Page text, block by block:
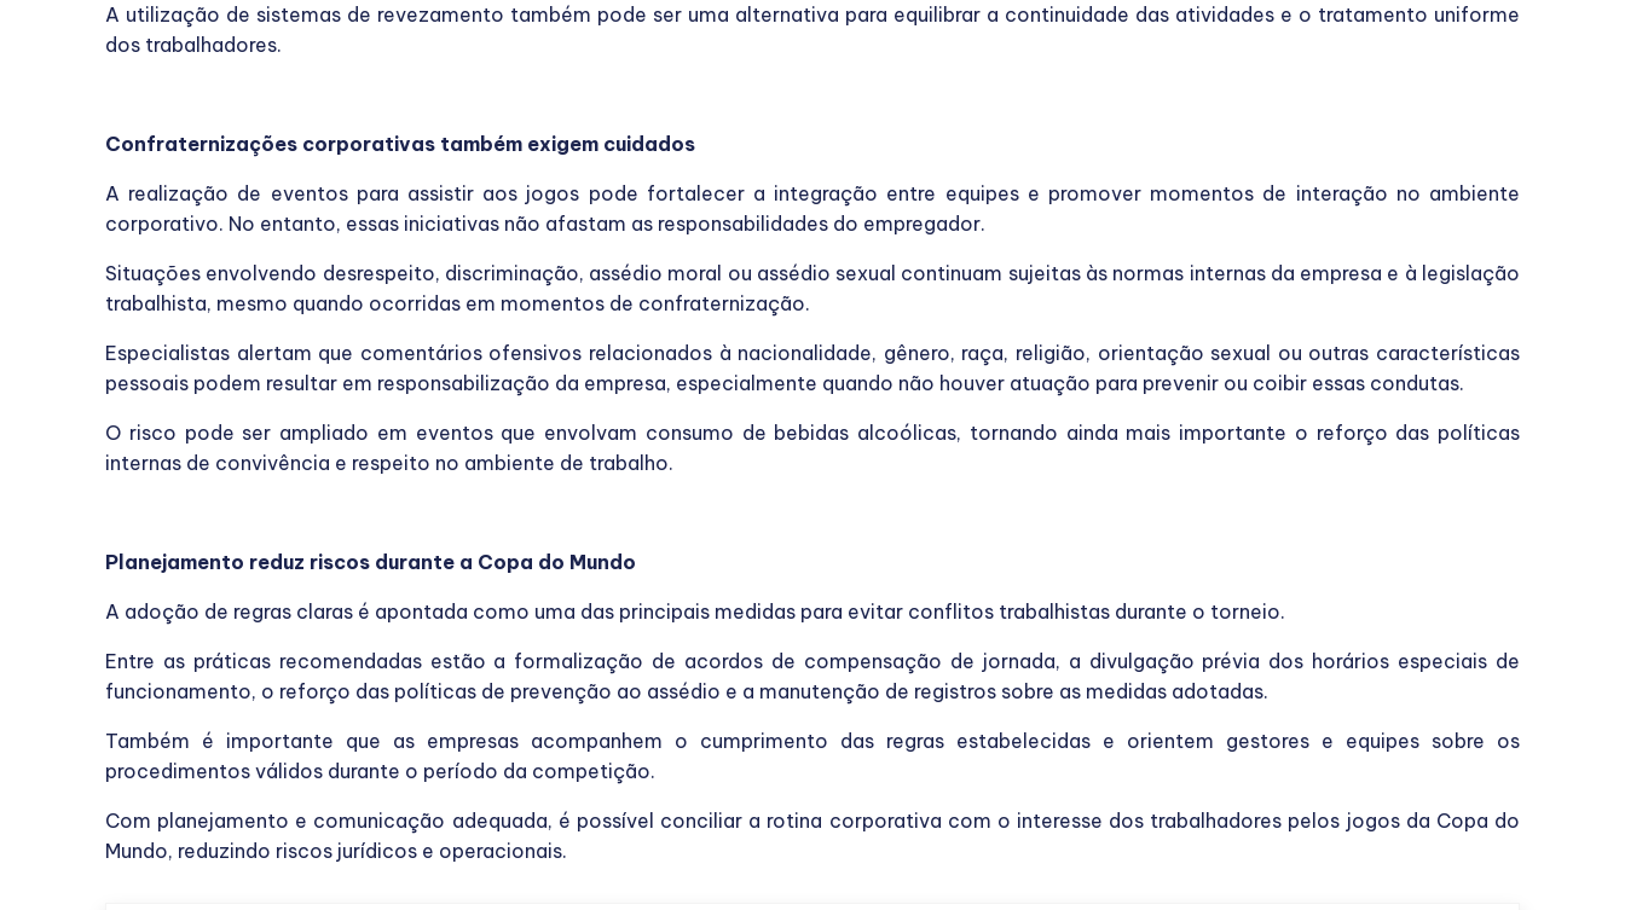
A utilização de sistemas de revezamento também pode ser uma alternativa para equilibrar a continuidade das atividades e o tratamento uniforme
dos trabalhadores.
Confraternizações corporativas também exigem cuidados
A realização de eventos para assistir aos jogos pode fortalecer a integração entre equipes e promover momentos de interação no ambiente
corporativo. No entanto, essas iniciativas não afastam as responsabilidades do empregador.
Situações envolvendo desrespeito, discriminação, assédio moral ou assédio sexual continuam sujeitas às normas internas da empresa e à legislação
trabalhista, mesmo quando ocorridas em momentos de confraternização.
Especialistas alertam que comentários ofensivos relacionados à nacionalidade, gênero, raça, religião, orientação sexual ou outras características
pessoais podem resultar em responsabilização da empresa, especialmente quando não houver atuação para prevenir ou coibir essas condutas.
O risco pode ser ampliado em eventos que envolvam consumo de bebidas alcoólicas, tornando ainda mais importante o reforço das políticas
internas de convivência e respeito no ambiente de trabalho.
Planejamento reduz riscos durante a Copa do Mundo
A adoção de regras claras é apontada como uma das principais medidas para evitar conflitos trabalhistas durante o torneio.
Entre as práticas recomendadas estão a formalização de acordos de compensação de jornada, a divulgação prévia dos horários especiais de
funcionamento, o reforço das políticas de prevenção ao assédio e a manutenção de registros sobre as medidas adotadas.
Também é importante que as empresas acompanhem o cumprimento das regras estabelecidas e orientem gestores e equipes sobre os
procedimentos válidos durante o período da competição.
Com planejamento e comunicação adequada, é possível conciliar a rotina corporativa com o interesse dos trabalhadores pelos jogos da Copa do
Mundo, reduzindo riscos jurídicos e operacionais.